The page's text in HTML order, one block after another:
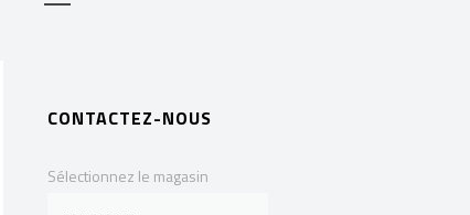
CONTACTEZ-NOUS
Sélectionnez le magasin